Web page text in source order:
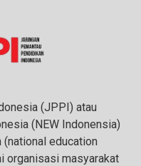
(JPPI) atau
(NEW Indonensia)
education
organisasi masyarakat